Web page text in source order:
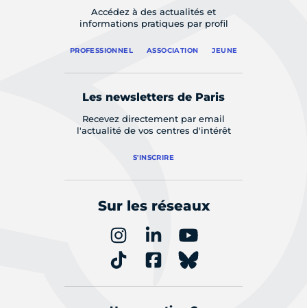
Accédez à des actualités et
informations pratiques par profil
PROFESSIONNEL ASSOCIATION JEUNE
Les newsletters de Paris
Recevez directement par email
l'actualité de vos centres d'intérêt
S'INSCRIRE
Sur les réseaux